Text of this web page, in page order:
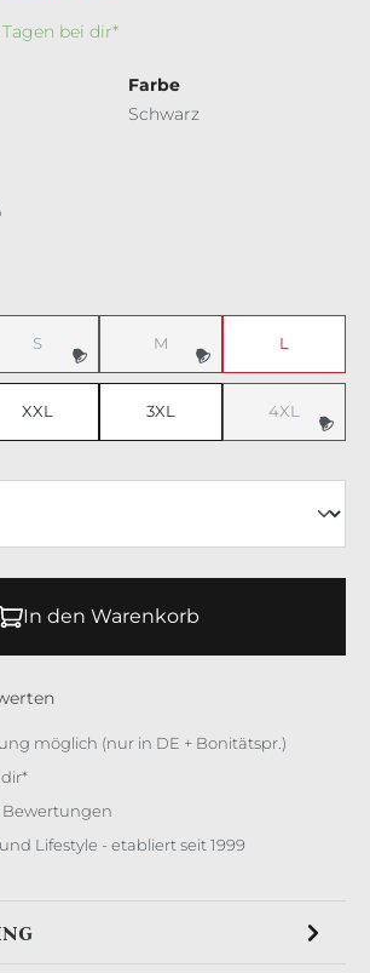
bei dir*
Farbe
Schwarz
zurzeit nicht verfügbar.)
S(Diese Option ist zurzeit nicht verfügbar.)
M(Diese Option ist zurzeit nicht
L
XXL 3XL 4XL(Diese
In den Warenkorb
möglich (nur in DE + Bonitätspr.)
Bewertungen
Lifestyle - etabliert seit 1999